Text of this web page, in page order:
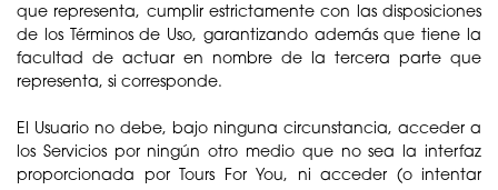
que representa, cumplir estrictamente con las disposiciones
de los Términos de Uso, garantizando además que tiene la
facultad de actuar en nombre de la tercera parte que
representa, si corresponde.
El Usuario no debe, bajo ninguna circunstancia, acceder a
los Servicios por ningún otro medio que no sea la interfaz
proporcionada por Tours For You, ni acceder (o intentar